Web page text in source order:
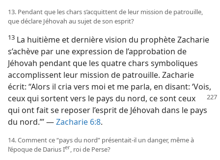
13. Pendant que les chars s’acquittent de leur mission de patrouille,
que déclare Jéhovah au sujet de son esprit?
13 La huitième et dernière vision du prophète Zacharie
s’achève par une expression de l’approbation de
Jéhovah pendant que les quatre chars symboliques
accomplissent leur mission de patrouille. Zacharie
écrit: “Alors il cria vers moi et me parla, en disant: ‘Vois,
ceux qui sortent vers le pays du nord, ce sont ceux
qui ont fait se reposer l’esprit de Jéhovah dans le pays
du nord.”’ —Zacharie 6:8.
14. Comment ce “pays du nord” présentait-​il un danger, même à
l’époque de Darius Ier, roi de Perse?